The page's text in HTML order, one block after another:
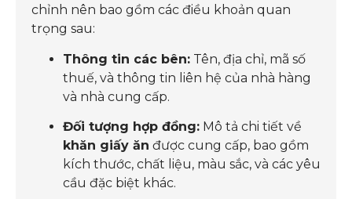
chỉnh nên bao gồm các điều khoản quan
trọng sau:
Thông tin các bên: Tên, địa chỉ, mã số
thuế, và thông tin liên hệ của nhà hàng
và nhà cung cấp.
Đối tượng hợp đồng: Mô tả chi tiết về
khăn giấy ăn được cung cấp, bao gồm
kích thước, chất liệu, màu sắc, và các yêu
cầu đặc biệt khác.